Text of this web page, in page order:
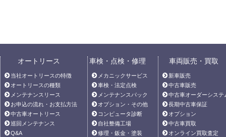
オートリース
当社オートリースの特徴
オートリースの種類
メンテナンスリース
お申込の流れ・お支払方法
中古車オートリース
巡回メンテナンス
Q&A
車検・点検・修理
メカニックサービス
車検・法定点検
メンテナンスパック
オプション・その他
コンピュータ診断
自社整備工場
修理・鈑金・塗装
車両販売・買取
新車販売
中古車販売
中古車オーダーシステ
長期中古車保証
オプション
中古車買取
オンライン買取査定